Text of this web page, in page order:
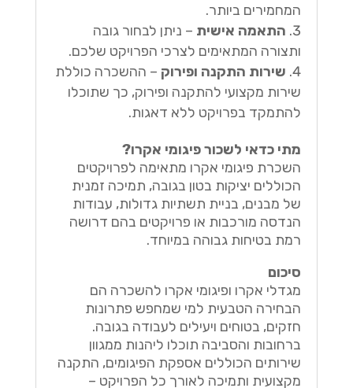
המחמירים ביותר.
התאמה אישית – ניתן לבחור גובה
ותצורה המתאימים לצרכי הפרויקט שלכם.
שירות התקנה ופירוק – ההשכרה כוללת
שירות מקצועי להתקנה ופירוק, כך שתוכלו
להתמקד בפרויקט ללא דאגות.
מתי כדאי לשכור פיגומי אקרו?
השכרת פיגומי אקרו מתאימה לפרויקטים
הכוללים יציקות בטון בגובה, תמיכה זמנית
של מבנים, בניית תשתיות גדולות, עבודות
הנדסה מורכבות או פרויקטים בהם דרושה
רמת בטיחות גבוהה במיוחד.
סיכום
מגדלי אקרו ופיגומי אקרו להשכרה הם
הבחירה הטבעית למי שמחפש פתרונות
חזקים, בטוחים ויעילים לעבודה בגובה.
ברחובות והסביבה תוכלו ליהנות ממגוון
שירותים הכוללים אספקת הפיגומים, התקנה
מקצועית ותמיכה לאורך כל הפרויקט –